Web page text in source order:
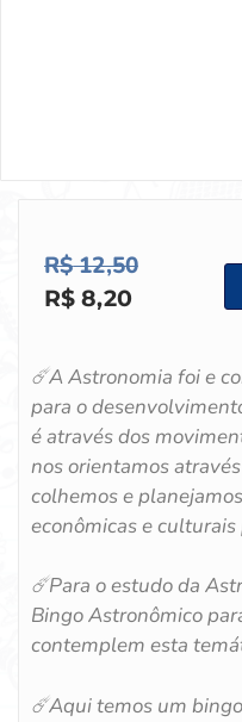
R$12,50
R$ 8,20
☄️A Astronomia foi e
para o
é através dos
nos orientamos
colhemos e
econômicas e culturais
☄️Para o estudo da
Bingo Astronômico
contemplem esta
☄️Aqui temos um